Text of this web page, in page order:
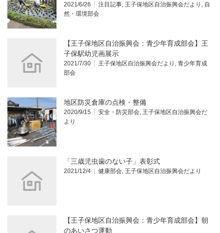
2021/6/26 注目記事 王子保地区自治振興会だより
自
然・環境部会
【王子保地区自治振興会：青少年育成部会】王
子保駅幼児画展示
2021/7/30 王子保地区自治振興会だより
青少年育成
部会
地区防災倉庫の点検・整備
2020/9/15 安全・防災部会 王子保地区自治振興会だ
より
「三歳児虫歯のない子」表彰式
2021/12/4 健康部会 王子保地区自治振興会だより
【王子保地区自治振興会：青少年育成部会】朝
のあいさつ運動